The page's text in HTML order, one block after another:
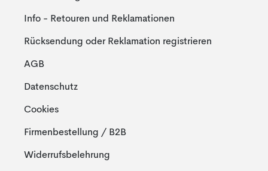
Info - Retouren und Reklamationen
Rücksendung oder Reklamation registrieren
AGB
Datenschutz
Cookies
Firmenbestellung / B2B
Widerrufsbelehrung